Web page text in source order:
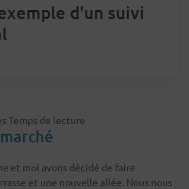
d'un suivi
Temps de lecture
et moi avons décidé de faire
et une nouvelle allée. Nous nous